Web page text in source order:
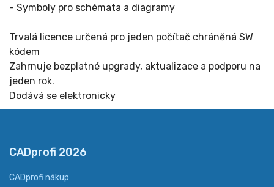
- Symboly pro schémata a diagramy
Trvalá licence určená pro jeden počítač chráněná SW
kódem
Zahrnuje bezplatné upgrady, aktualizace a podporu na
jeden rok.
Dodává se elektronicky
CADprofi 2026
CADprofi nákup